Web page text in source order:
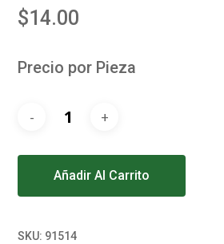
$14.00
Precio por Pieza
Añadir Al Carrito
SKU: 91514